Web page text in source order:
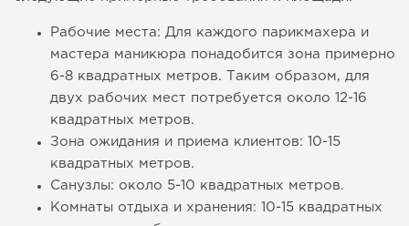
Рабочие места: Для каждого парикмахера и
мастера маникюра понадобится зона примерно
6-8 квадратных метров. Таким образом, для
двух рабочих мест потребуется около 12-16
квадратных метров.
Зона ожидания и приема клиентов: 10-15
квадратных метров.
Санузлы: около 5-10 квадратных метров.
Комнаты отдыха и хранения: 10-15 квадратных